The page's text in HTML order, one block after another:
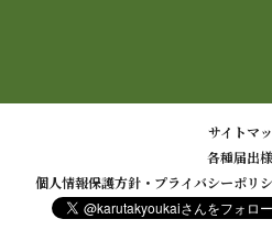
サイトマ
各種届出
個人情報保護方針・プライバシーポリ